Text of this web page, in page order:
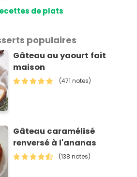
de plats
populaires
Gâteau au yaourt fait
maison
(471 notes)
Gâteau caramélisé
renversé à l'ananas
(138 notes)